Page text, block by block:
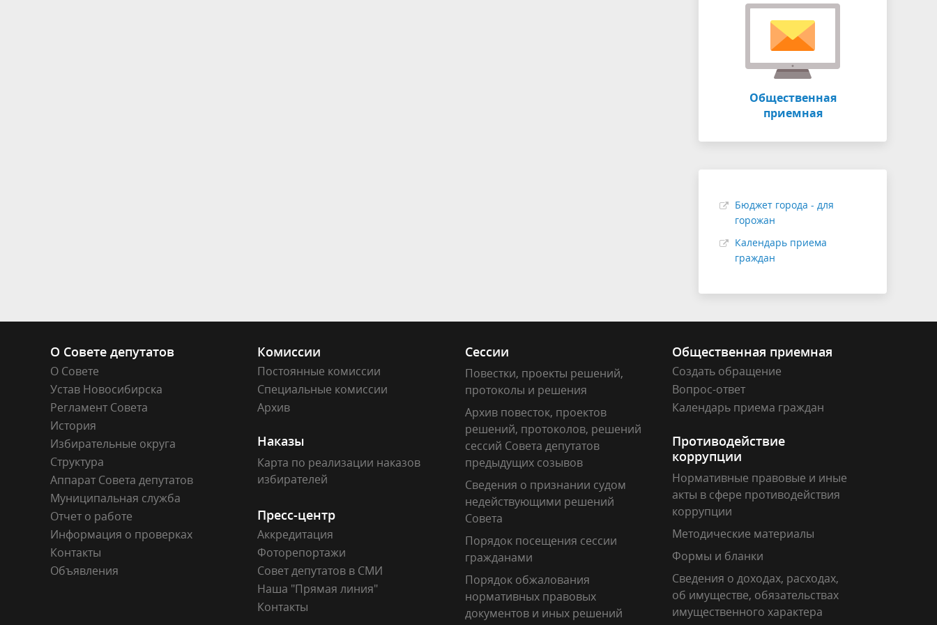
Общественная
приемная
Бюджет города - для
горожан
Календарь приема
граждан
О Совете депутатов
О Совете
Устав Новосибирска
Регламент Совета
История
Избирательные округа
Структура
Аппарат Совета депутатов
Муниципальная служба
Отчет о работе
Информация о проверках
Контакты
Объявления
Комиссии
Постоянные комиссии
Специальные комиссии
Архив
Сессии
Повестки, проекты решений,
протоколы и решения
Архив повесток, проектов
решений, протоколов, решений
сессий Совета депутатов
предыдущих созывов
Сведения о признании судом
недействующими решений
Совета
Порядок посещения сессии
гражданами
Порядок обжалования
нормативных правовых
документов и иных решений
Общественная приемная
Создать обращение
Вопрос-ответ
Календарь приема граждан
Наказы
Карта по реализации наказов
избирателей
Противодействие
коррупции
Нормативные правовые и иные
акты в сфере противодействия
коррупции
Методические материалы
Формы и бланки
Сведения о доходах, расходах,
об имуществе, обязательствах
имущественного характера
Пресс-центр
Аккредитация
Фоторепортажи
Совет депутатов в СМИ
Наша "Прямая линия"
Контакты